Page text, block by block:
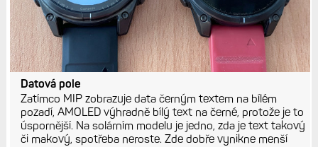
Datová pole
Zatímco MIP zobrazuje data černým textem na bílém
pozadí, AMOLED výhradně bílý text na černé, protože je to
úspornější. Na solárním modelu je jedno, zda je text takový
či makový, spotřeba neroste. Zde dobře vynikne menší